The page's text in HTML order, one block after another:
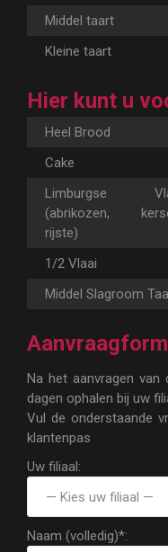
Middel taart
Kleine taart
Hier kunt u
Heel Brood
Cake
Limburgse
(abrikozen,
rijste)
1/2 Vlaai
Middel Slagroom
Na het aanvragen
dagen ophalen bij uw
Vul de onderstaande
klantenpas
Uw filiaal:
Naam (volledig)*: